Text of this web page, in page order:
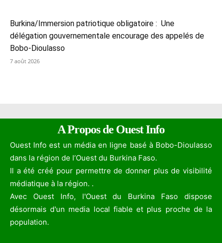
Burkina/Immersion patriotique obligatoire : Une
délégation gouvernementale encourage des appelés de
Bobo-Dioulasso
7 août 2026
A Propos de Ouest Info
Ouest Info est un média en ligne basé à Bobo-Dioulasso
dans la région de l’Ouest du Burkina Faso.
Il a été créé pour permettre de donner plus de visibilité
médiatique à la région. .
Avec Ouest Info, l'Ouest du Burkina Faso dispose
désormais d'un media local fiable et plus proche de la
population.